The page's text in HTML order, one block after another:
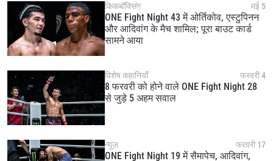
किकबॉक्सिंग मई 5
ONE Fight Night 43 में ओर्तिकोव, एस्टुपिनन
और आदिवांग के मैच शामिल; पूरा बाउट कार्ड
सामने आया
विशेष कहानियाँ फरवरी 4
8 फरवरी को होने वाले ONE Fight Night 28
से जुड़े 5 अहम सवाल
न्यूज़ फरवरी 17
ONE Fight Night 19 में सैमापेच, आदिवांग,